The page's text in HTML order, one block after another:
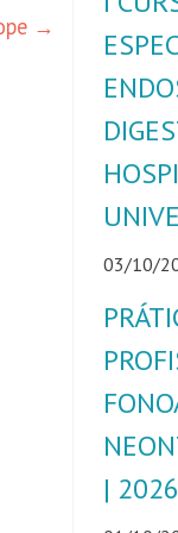
→
03/10/
|